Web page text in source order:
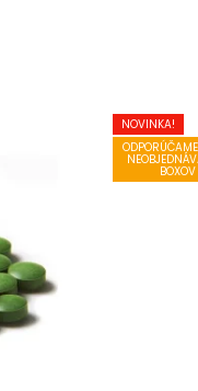
NOVINKA!
BOXOV